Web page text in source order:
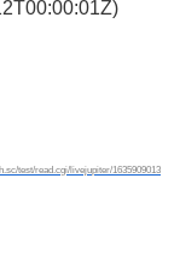
test/read.cgi/livejupiter/1635909013